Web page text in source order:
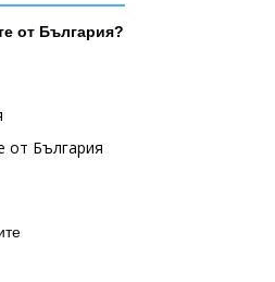
от България?
от България